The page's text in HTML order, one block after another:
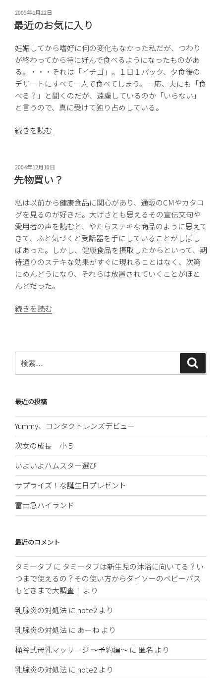
の
魅
の
投
稿
日:
2005年1月22日
最近のお気に入り
妊娠してから嗜好に何の変化もなかった私だが、つわり
が終わってから特に好んで食べるようになったものがあ
る。・・・それは「イチゴ」。１日１パック、夕食後の
デザートにすべて一人で食べてしまう。一応、夫にも「食
べる？」と聞くのだが、遠慮しているのか「いらない」
と言うので、真に受けて独り占めしている。
“最
お
気
入
り”
の
続きを読む
投
稿
日:
2004年12月10日
先物買い？
私は以前から健康食品に関心があり、通販のCMやカタロ
グを見るのが好きだ。大げさとも思えるその宣伝文句や
愛用者の声を読むと、やたらステキな商品のように思えて
きて、ふと気づくと受話器を手にしていることがしばし
ばあった。しかし、健康食品を摂取したからといって、期
待通りのステキな効果がすぐに現れることはなく、次第
にめんどうになり、それらは放置されていくことがほと
んどだった。
“先
の
続きを読む
索:
最近の投稿
Yummy、コンタクトレンズデビュー
次女の成長 小５
いよいよハムスター選び
サプライズ！な誕生日プレゼント
富士急ハイランド
最近のコメント
タミータブ に タミータブは新生児の沐浴に向いてる？い
つまで使えるの？その使い方からダイソーのベビーバス
もどきまで大調査！ より
乳腺炎の対処法 に note2 より
乳腺炎の対処法 に あーね より
桶谷式母乳マッサージ 〜予約編〜 に 匿名 より
乳腺炎の対処法 に note2 より